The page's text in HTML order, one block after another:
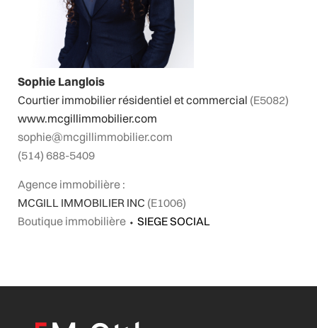
Sophie Langlois
Courtier immobilier résidentiel et commercial (E5082)
www.mcgillimmobilier.com
sophie@mcgillimmobilier.com
(514) 688-5409
Agence immobilière :
MCGILL IMMOBILIER INC (E1006)
Boutique immobilière ⬩ SIEGE SOCIAL